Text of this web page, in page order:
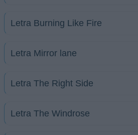
Letra Burning Like Fire
Letra Mirror lane
Letra The Right Side
Letra The Windrose